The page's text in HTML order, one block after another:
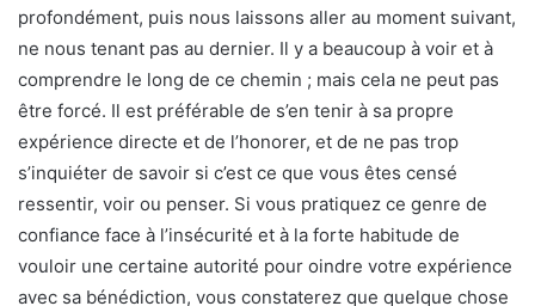
profondément, puis nous laissons aller au moment suivant,
ne nous tenant pas au dernier. Il y a beaucoup à voir et à
comprendre le long de ce chemin ; mais cela ne peut pas
être forcé. Il est préférable de s’en tenir à sa propre
expérience directe et de l’honorer, et de ne pas trop
s’inquiéter de savoir si c’est ce que vous êtes censé
ressentir, voir ou penser. Si vous pratiquez ce genre de
confiance face à l’insécurité et à la forte habitude de
vouloir une certaine autorité pour oindre votre expérience
avec sa bénédiction, vous constaterez que quelque chose